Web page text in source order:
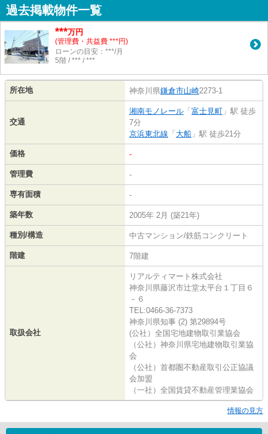
過去掲載物件一覧
***万円
(管理費・共益費 ***円)
ローンの目安：***/月
5階 / *** / ***
所在地 神奈川県鎌倉市山崎2273-1
交通
湘南モノレール 「 富士見町 」駅 徒歩
7分
京浜東北線 「 大船 」駅 徒歩21分
価格 -
管理費 -
専有面積 -
築年数 2005年 2月 (築21年)
種別/構造 中古マンション/鉄筋コンクリート
階建 7階建
取扱会社
リアルティマート株式会社
神奈川県藤沢市辻堂太平台１丁目６
－６
TEL:0466-36-7373
神奈川県知事 (2) 第29894号
(公社）全国宅地建物取引業協会
（公社）神奈川県宅地建物取引業協
会
（公社）首都圏不動産取引公正協議
会加盟
（一社）全国賃貸不動産管理業協会
情報の見方